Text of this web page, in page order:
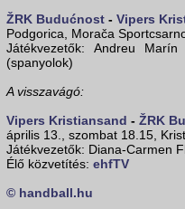
ŽRK Budućnost - Vipers
Podgorica, Morača
Játékvezetők: Andreu
(spanyolok)
A visszavágó:
Vipers Kristiansand - ŽRK
április 13., szombat 18.15,
Játékvezetők: Diana-Carmen
Élő közvetítés: ehfTV
© handball.hu